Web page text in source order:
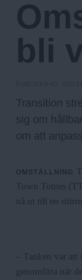
a
.
N
u
bli
Transition
sig om
om att
OMSTÄLLNING
Town Totnes
nå ut till en
– Tanken var att
genomföra när